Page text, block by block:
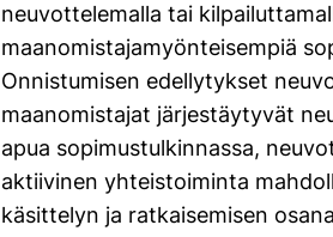
neuvottelemalla tai
maanomistajamyönteisempiä
Onnistumisen edellytykset
maanomistajat järjestäytyvät
apua sopimustulkinnassa,
aktiivinen yhteistoiminta
käsittelyn ja ratkaisemisen